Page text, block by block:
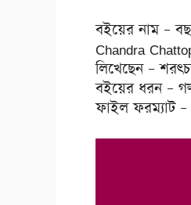
বইয়ের নাম –
Chandra
লিখেছেন –
বইয়ের ধরন –
ফাইল ফরম্যাট –